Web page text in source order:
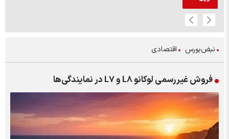
نبض‌بورس اقتصادی
فروش غیررسمی لوکانو L8 و L7 در نمایندگی‌ها